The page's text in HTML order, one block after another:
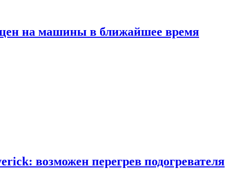
цен на машины в ближайшее время
возможен перегрев подогревателя